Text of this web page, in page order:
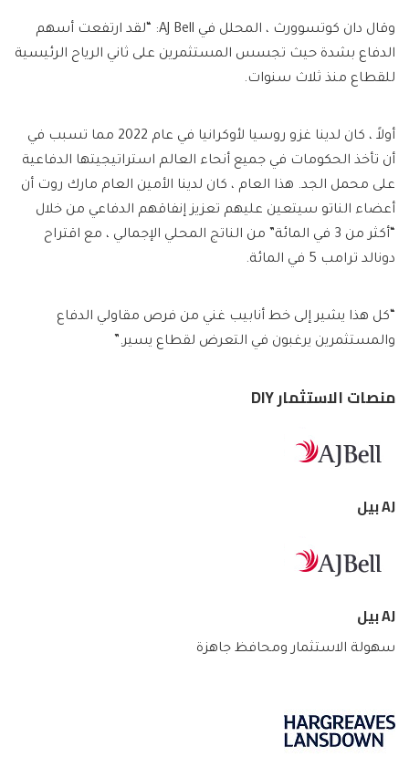
وقال دان كوتسوورث ، المحلل في AJ Bell: “لقد ارتفعت أسهم
الدفاع بشدة حيث تجسس المستثمرين على ثاني الرياح الرئيسية
للقطاع منذ ثلاث سنوات.
أولاً ، كان لدينا غزو روسيا لأوكرانيا في عام 2022 مما تسبب في
أن تأخذ الحكومات في جميع أنحاء العالم استراتيجيتها الدفاعية
على محمل الجد. هذا العام ، كان لدينا الأمين العام مارك روت أن
أعضاء الناتو سيتعين عليهم تعزيز إنفاقهم الدفاعي من خلال
“أكثر من 3 في المائة” من الناتج المحلي الإجمالي ، مع اقتراح
دونالد ترامب 5 في المائة.
“كل هذا يشير إلى خط أنابيب غني من فرص مقاولي الدفاع
والمستثمرين يرغبون في التعرض لقطاع يسير.”
منصات الاستثمار DIY
AJ بيل
AJ بيل
سهولة الاستثمار ومحافظ جاهزة